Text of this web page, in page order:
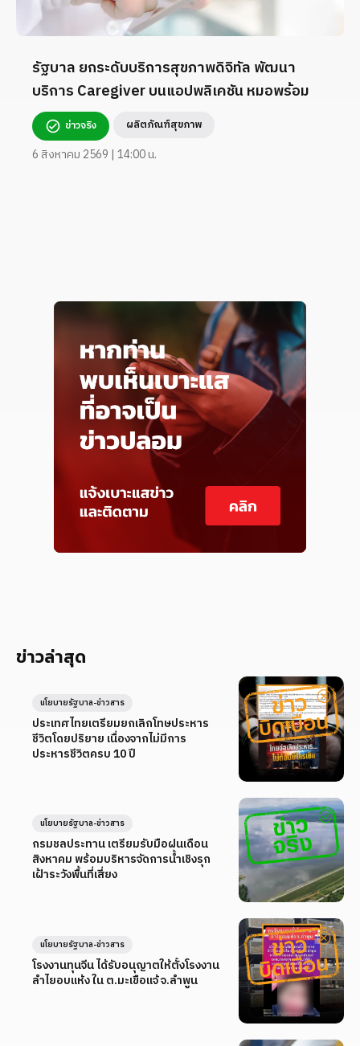
รัฐบาล ยกระดับบริการสุขภาพดิจิทัล พัฒนา
บริการ Caregiver บนแอปพลิเคชัน หมอพร้อม
ข่าวจริง ผลิตภัณฑ์สุขภาพ
6 สิงหาคม 2569 | 14:00 น.
ข่าวล่าสุด
ประเทศไทยเตรียมยกเลิกโทษประหาร
ชีวิตโดยปริยาย เนื่องจากไม่มีการ
ประหารชีวิตครบ 10 ปี
นโยบายรัฐบาล-ข่าวสาร
กรมชลประทาน เตรียมรับมือฝนเดือน
สิงหาคม พร้อมบริหารจัดการน้ำเชิงรุก
เฝ้าระวังพื้นที่เสี่ยง
นโยบายรัฐบาล-ข่าวสาร
โรงงานทุนจีน ได้รับอนุญาตให้ตั้งโรงงาน
ลำไยอบแห้ง ใน ต.มะเขือแจ้ จ.ลำพูน
นโยบายรัฐบาล-ข่าวสาร